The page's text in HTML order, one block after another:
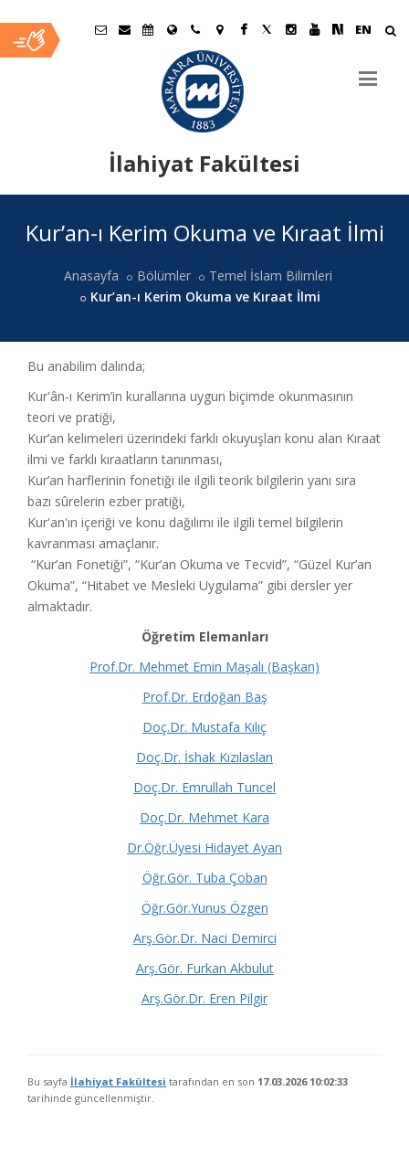
EN
İlahiyat Fakültesi
İçerikKur’an-ı Kerim Okuma ve Kıraat İlmi
Anasayfa Bölümler
Temel İslam Bilimleri
Kur’an-ı Kerim Okuma ve Kıraat İlmi
Bu anabilim dalında;
Kur'ân-ı Kerim’in kurallarına uygun biçimde okunmasının
teori ve pratiği,
Kur’an kelimeleri üzerindeki farklı okuyuşları konu alan Kıraat
ilmi ve farklı kıraatların tanınması,
Kur’an harflerinin fonetiği ile ilgili teorik bilgilerin yanı sıra
bazı sûrelerin ezber pratiği,
Kur'an'ın içeriği ve konu dağılımı ile ilgili temel bilgilerin
kavranması amaçlanır.
“Kur’an Fonetiği”, “Kur’an Okuma ve Tecvid”, “Güzel Kur’an
Okuma”, “Hitabet ve Mesleki Uygulama” gibi dersler yer
almaktadır.
Öğretim Elemanları
Prof.Dr. Mehmet Emin Maşalı (Başkan)
Prof.Dr. Erdoğan Baş
Doç.Dr. Mustafa Kılıç
Doç.Dr. İshak Kızılaslan
Doç.Dr. Emrullah Tuncel
Doç.Dr. Mehmet Kara
Dr.Öğr.Üyesi Hidayet Ayan
Öğr.Gör. Tuba Çoban
Öğr.Gör.Yunus Özgen
Arş.Gör.Dr. Naci Demirci
Arş.Gör. Furkan Akbulut
Arş.Gör.Dr. Eren Pilgir
Bu sayfa İlahiyat Fakültesi tarafından en son 17.03.2026 10:02:33
tarihinde güncellenmiştir.